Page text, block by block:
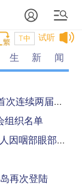
试听
T中
新闻
中国男篮告别巴黎奥运会 1984年以来首次连续两届无缘奥运
组织名单
绍兴一公司丙烯醛气体泄漏 周边村民9人因咽部眼部不适留院观察
再次登陆